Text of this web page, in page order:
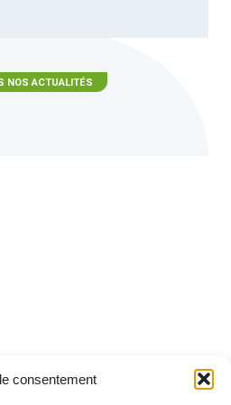
consentement
NOS ACTUALITÉS